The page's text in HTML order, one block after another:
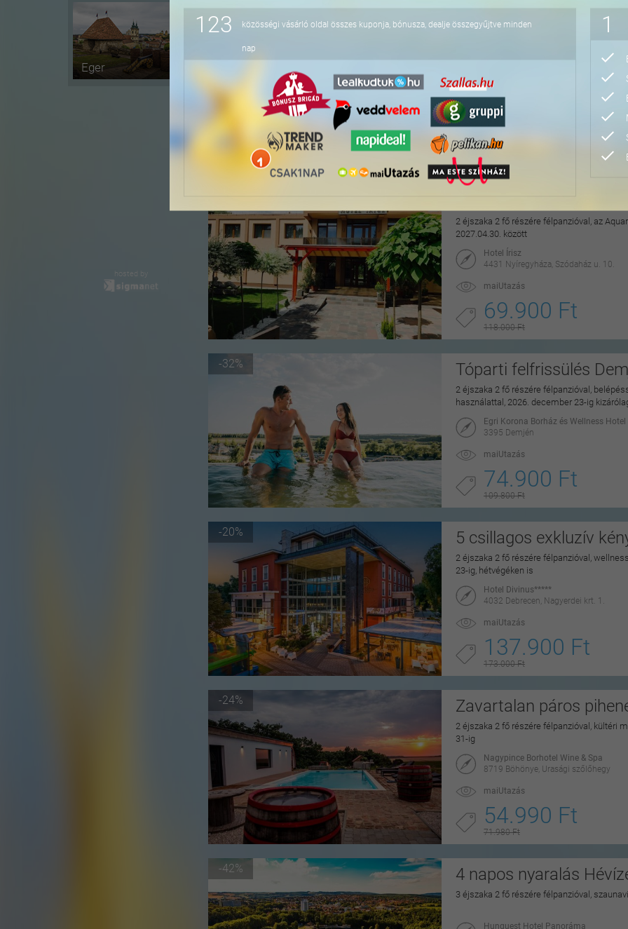
123 közösségi vásárló oldal összes kuponja, bónusza, dealje összegyűjtve minden
nap
1
Eger
hosted by
-36% Hangulatos pihenés a
2 éjszaka 2 fő részére a Dunakanyarban
Aquamarina Hotel
2025 Visegrád, Duna-parti út 2.
maiUtazás
49.990 Ft
Pihentető napok
2 éjszaka 2 fő részére félpanzióval, az
2027.04.30. között
Hotel Írisz
4431 Nyíregyháza, Szódaház u. 10.
maiUtazás
69.900 Ft
118.000 Ft
-32% Tóparti felfrissülés
2 éjszaka 2 fő részére félpanzióval,
használattal, 2026. december 23-ig
Egri Korona Borház és Wellness Hotel
3395 Demjén
maiUtazás
74.900 Ft
109.800 Ft
-20% 5 csillagos exkluzív
2 éjszaka 2 fő részére félpanzióval,
23-ig, hétvégéken is
Hotel Divinus*****
4032 Debrecen, Nagyerdei krt. 1.
maiUtazás
137.900 Ft
173.000 Ft
-24% Zavartalan páros
2 éjszaka 2 fő részére félpanzióval, kültéri
31-ig
Nagypince Borhotel Wine & Spa
8719 Böhönye, Urasági szőlőhegy
maiUtazás
54.990 Ft
71.980 Ft
-42% 4 napos nyaralás
3 éjszaka 2 fő részére félpanzióval,
Hunguest Hotel Panoráma